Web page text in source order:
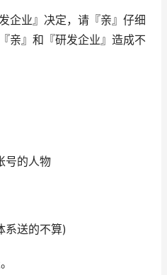
企业』决定，请『亲』仔细
亲』和『研发企业』造成不
号的人物
系送的不算)